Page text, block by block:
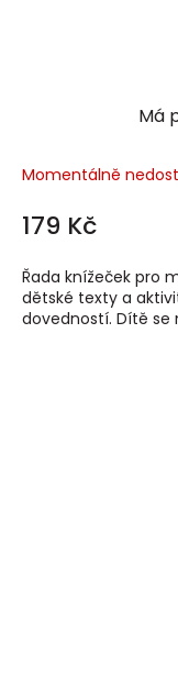
Má
Momentálně
179 Kč
Řada knížeček pro
dětské texty a
dovedností. Dítě se